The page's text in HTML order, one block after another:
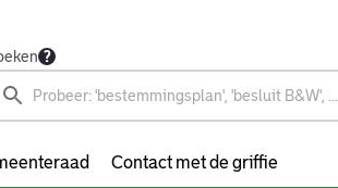
Contact met de griffie